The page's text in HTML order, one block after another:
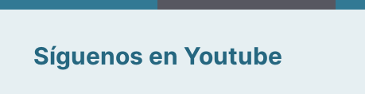
Síguenos en Youtube